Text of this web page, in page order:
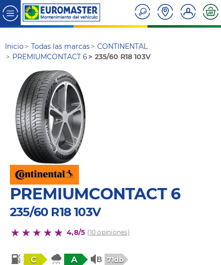
Inicio Todas las marcas
CONTINENTAL
PREMIUMCONTACT 6
235/60 R18 103V
PREMIUMCONTACT 6
235/60 R18 103V
4,8/5 (10 opiniones)
C A 71db